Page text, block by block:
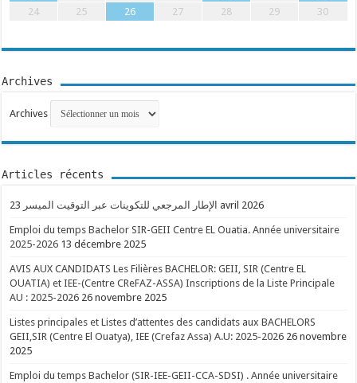
24
25 26 27 28 29 30
Archives
Archives
Articles récents
الإطار المرجعي للتكوينات عبر التوقيت الميسر 23 avril 2026
Emploi du temps Bachelor SIR-GEII Centre EL Ouatia. Année universitaire
2025-2026 13 décembre 2025
AVIS AUX CANDIDATS Les Filières BACHELOR: GEII, SIR (Centre EL
OUATIA) et IEE-(Centre CReFAZ-ASSA) Inscriptions de la Liste Principale
AU : 2025-2026 26 novembre 2025
Listes principales et Listes d’attentes des candidats aux BACHELORS
GEII,SIR (Centre El Ouatya), IEE (Crefaz Assa) A.U: 2025-2026 26 novembre
2025
Emploi du temps Bachelor (SIR-IEE-GEII-CCA-SDSI) . Année universitaire